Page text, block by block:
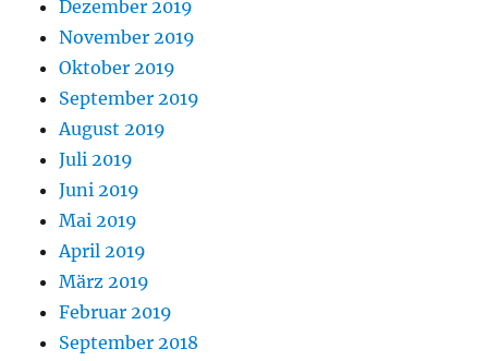
Dezember 2019
November 2019
Oktober 2019
September 2019
August 2019
Juli 2019
Juni 2019
Mai 2019
April 2019
März 2019
Februar 2019
September 2018